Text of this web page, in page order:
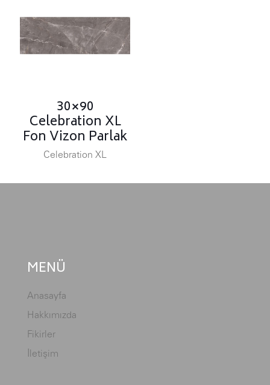
30×90
Celebration XL
Fon Vizon Parlak
Celebration XL
MENÜ
Anasayfa
Hakkımızda
Fikirler
İletişim